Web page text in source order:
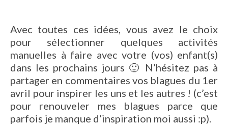
Avec toutes ces idées, vous avez le choix
pour sélectionner quelques activités
manuelles à faire avec votre (vos) enfant(s)
dans les prochains jours 🙂 N’hésitez pas à
partager en commentaires vos blagues du 1er
avril pour inspirer les uns et les autres ! (c’est
pour renouveler mes blagues parce que
parfois je manque d’inspiration moi aussi :p).